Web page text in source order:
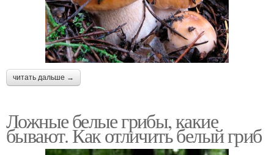
читать дальше →
Ложные белые грибы, какие
бывают. Как отличить белый гриб